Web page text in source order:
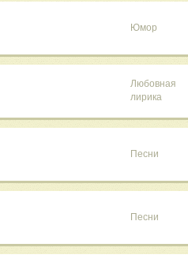
Юмор
Любовная
лирика
Песни
Песни